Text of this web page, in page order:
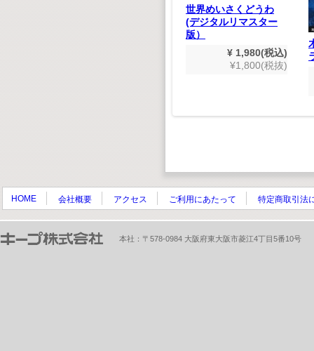
木製3D恐竜パズル ト
リケラトプス
¥ 550(税込)
¥500(税抜)
世界めいさくどうわ
(デジタルリマスター
版）
¥ 1,980(税込)
¥1,800(税抜)
HOME 会社概要 アクセス ご利用にあたって 特定商取引法
本社：〒578-0984 大阪府東大阪市菱江4丁目5番10号